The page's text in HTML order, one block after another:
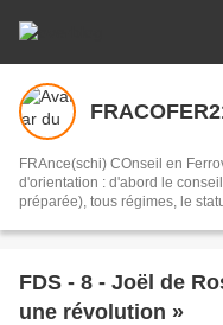
FRAnce(schi) COnseil en
d'orientation : d'abord le
préparée), tous régimes, le
Participative (Joël de Rosnay :
FDS - 8 - Joël de
une révolution »